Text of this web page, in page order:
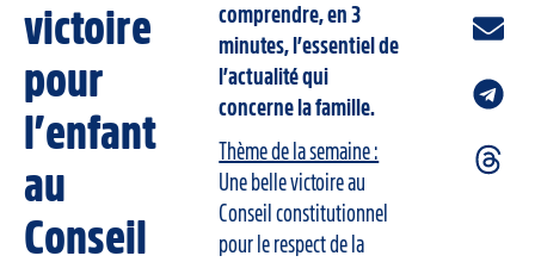
victoire
pour
l’enfant
au
Conseil
comprendre, en 3
minutes, l’essentiel de
l’actualité qui
concerne la famille.
Thème de la semaine :
Une belle victoire au
Conseil constitutionnel
pour le respect de la